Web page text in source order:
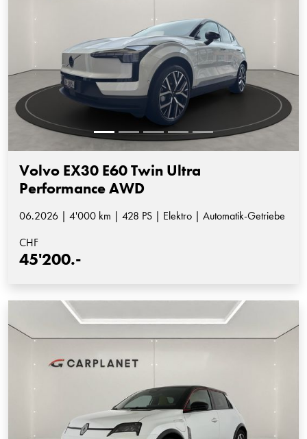
Volvo EX30 E60 Twin Ultra
Performance AWD
06.2026 | 4'000 km | 428 PS | Elektro | Automatik-Getriebe
CHF
45'200.-